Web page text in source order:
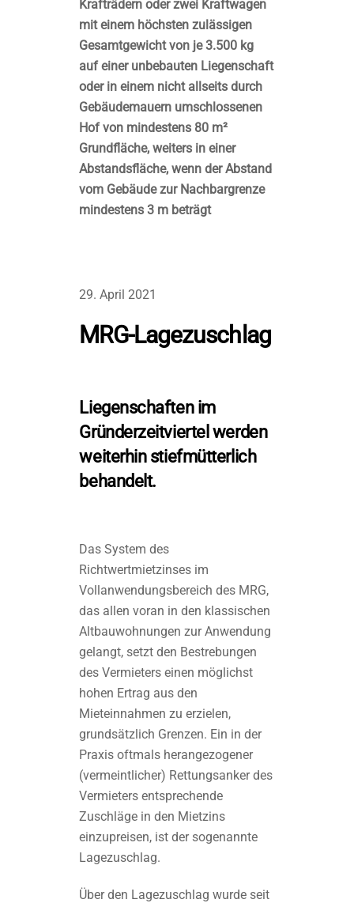
Krafträdern oder zwei Kraftwagen
mit einem höchsten zulässigen
Gesamtgewicht von je 3.500 kg
auf einer unbebauten Liegenschaft
oder in einem nicht allseits durch
Gebäudemauern umschlossenen
Hof von mindestens 80 m²
Grundfläche, weiters in einer
Abstandsfläche, wenn der Abstand
vom Gebäude zur Nachbargrenze
mindestens 3 m beträgt
29. April 2021
MRG-Lagezuschlag
Liegenschaften im
Gründerzeitviertel werden
weiterhin stiefmütterlich
behandelt.
Das System des
Richtwertmietzinses im
Vollanwendungsbereich des MRG,
das allen voran in den klassischen
Altbauwohnungen zur Anwendung
gelangt, setzt den Bestrebungen
des Vermieters einen möglichst
hohen Ertrag aus den
Mieteinnahmen zu erzielen,
grundsätzlich Grenzen. Ein in der
Praxis oftmals herangezogener
(vermeintlicher) Rettungsanker des
Vermieters entsprechende
Zuschläge in den Mietzins
einzupreisen, ist der sogenannte
Lagezuschlag.
Über den Lagezuschlag wurde seit